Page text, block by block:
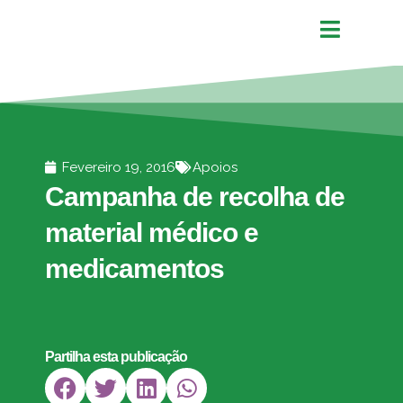
Fevereiro 19, 2016 Apoios
Campanha de recolha de
material médico e
medicamentos
Partilha esta publicação